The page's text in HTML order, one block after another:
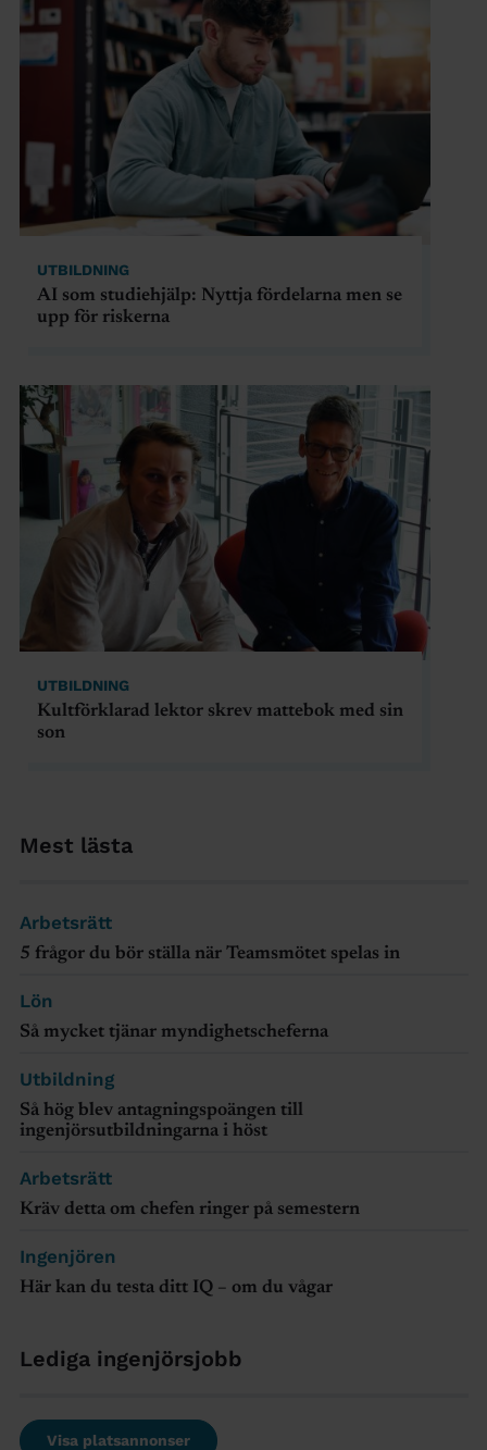
Mest lästa
Arbetsrätt
5 frågor du bör ställa när Teamsmötet spelas in
Lön
Så mycket tjänar myndighetscheferna
Utbildning
Så hög blev antagningspoängen till
ingenjörsutbildningarna i höst
Arbetsrätt
Kräv detta om chefen ringer på semestern
Ingenjören
Här kan du testa ditt IQ – om du vågar
Lediga ingenjörsjobb
Visa platsannonser
UTBILDNING
AI som studiehjälp: Nyttja fördelarna men se
upp för riskerna
UTBILDNING
Kultförklarad lektor skrev mattebok med sin
son